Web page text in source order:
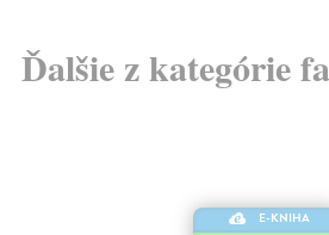
Ďalšie z kategórie
E-KNIHA